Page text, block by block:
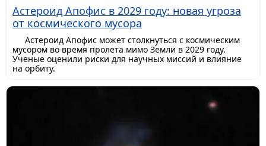
Астероид Апофис в 2029 году: новая угроза
от космического мусора
Астероид Апофис может столкнуться с космическим
мусором во время пролета мимо Земли в 2029 году.
Ученые оценили риски для научных миссий и влияние
на орбиту.